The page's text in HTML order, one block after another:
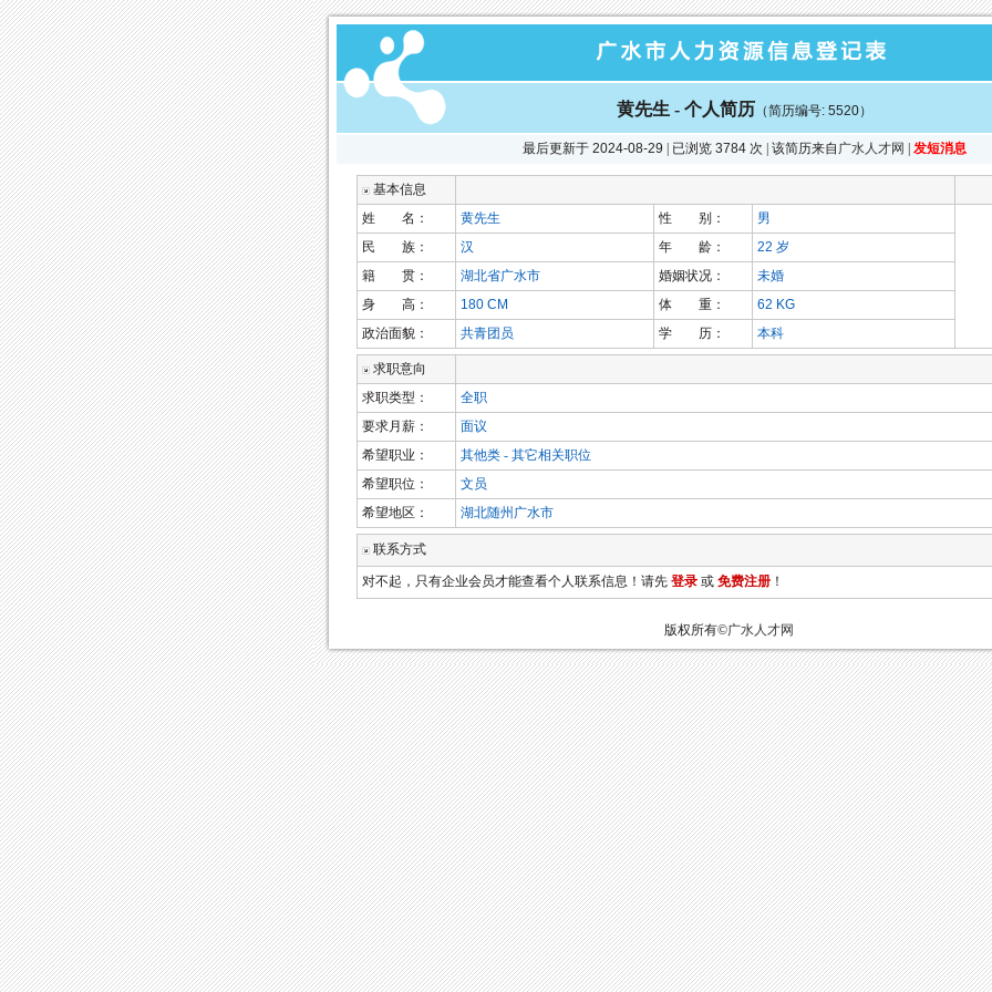
黄先生 - 个人简历 （简历编号: 5520）
最后更新于 2024-08-29 | 已浏览 3784次 | 该简历来自 广水人才网 发短消息
基本信息
姓 名：
黄先生 性 别：
男
民 族：
汉 年 龄： 22 岁
籍 贯：
湖北省广水市 婚姻状况：
未婚
身 高：
180 CM 体 重：
62 KG
政治面貌：
共青团员 学 历： 本科
求职意向
求职类型：
全职
要求月薪：
面议
希望职业：
其他类 - 其它相关职位
希望职位：
文员
希望地区：
湖北随州广水市
联系方式
对不起，只有企业会员才能查看个人联系信息！请先 登录 或 免费注册 ！
版权所有©广水人才网